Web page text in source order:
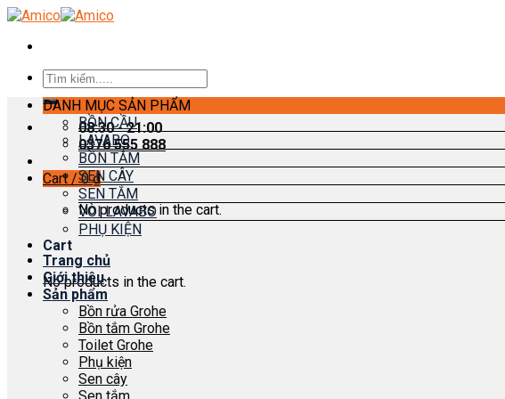
Skip
content
Search
for:
08:30 - 21:00
0376 555 888
Cart /0₫
No products in the cart.
Cart
No products in the cart.
DANH MỤC SẢN PHẨM
BỒN CẦU
LAVABO
BỒN TẮM
SEN CÂY
SEN TẮM
VÒI LAVABO
PHỤ KIỆN
Trang chủ
Giới thiệu
Sản phẩm
Bồn rửa Grohe
Bồn tắm Grohe
Toilet Grohe
Phụ kiện
Sen cây